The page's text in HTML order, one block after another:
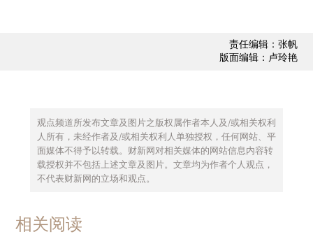
责任编辑：张帆
版面编辑：卢玲艳
观点频道所发布文章及图片之版权属作者本人及/或相关权利
人所有，未经作者及/或相关权利人单独授权，任何网站、平
面媒体不得予以转载。财新网对相关媒体的网站信息内容转
载授权并不包括上述文章及图片。文章均为作者个人观点，
不代表财新网的立场和观点。
相关阅读